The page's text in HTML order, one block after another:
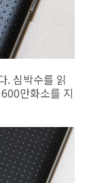
. 심박수를 읽
만화소를 지